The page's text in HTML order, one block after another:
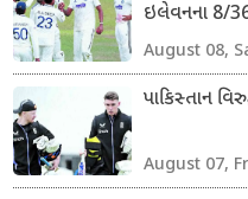
ઇલેવનના 8/
August 08,
પાકિસ્તાન
August 07,